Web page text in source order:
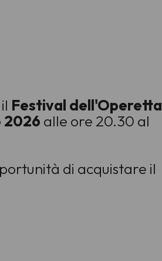
Festival dell'Operetta
2026 alle ore 20.30 al
di acquistare il